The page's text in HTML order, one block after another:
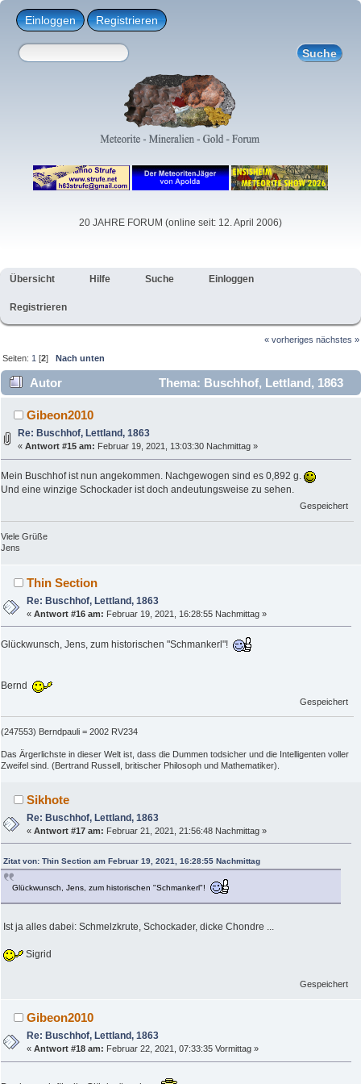
Einloggen Registrieren
20 JAHRE FORUM (online seit: 12. April 2006)
Übersicht Hilfe Suche Einloggen
Registrieren
« vorheriges nächstes »
Seiten: 1 [2]Nach unten
Autor
Thema: Buschhof, Lettland, 1863
(Gelesen 20741 mal)
Gibeon2010
Re: Buschhof, Lettland, 1863
«Antwort #15 am: Februar 19, 2021, 13:03:30 Nachmittag »
Mein Buschhof ist nun angekommen. Nachgewogen sind es 0,892 g.
Und eine winzige Schockader ist doch andeutungsweise zu sehen.
Gespeichert
Viele Grüße
Jens
Thin Section
Re: Buschhof, Lettland, 1863
«Antwort #16 am: Februar 19, 2021, 16:28:55 Nachmittag »
Glückwunsch, Jens, zum historischen "Schmankerl"!
Bernd
Gespeichert
(247553) Berndpauli = 2002 RV234
Das Ärgerlichste in dieser Welt ist, dass die Dummen todsicher und die Intelligenten voller
Zweifel sind. (Bertrand Russell, britischer Philosoph und Mathematiker).
Sikhote
Re: Buschhof, Lettland, 1863
«Antwort #17 am: Februar 21, 2021, 21:56:48 Nachmittag »
Zitat von: Thin Section am Februar 19, 2021, 16:28:55 Nachmittag
Glückwunsch, Jens, zum historischen "Schmankerl"!
Ist ja alles dabei: Schmelzkrute, Schockader, dicke Chondre ...
Sigrid
Gespeichert
Gibeon2010
Re: Buschhof, Lettland, 1863
«Antwort #18 am: Februar 22, 2021, 07:33:35 Vormittag »